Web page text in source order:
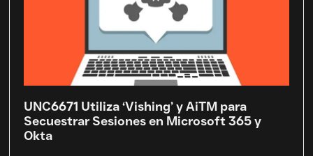
UNC6671 Utiliza ‘Vishing’ y AiTM para
Secuestrar Sesiones en Microsoft 365 y
Okta